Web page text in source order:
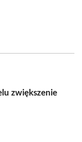
zwiększenie